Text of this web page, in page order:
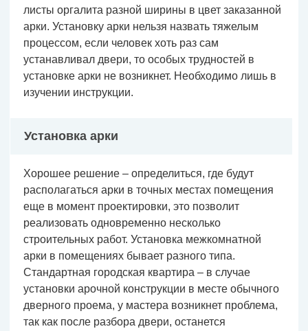
листы оргалита разной ширины в цвет заказанной
арки. Установку арки нельзя назвать тяжелым
процессом, если человек хоть раз сам
устанавливал двери, то особых трудностей в
установке арки не возникнет. Необходимо лишь в
изучении инструкции.
Установка арки
Хорошее решение – определиться, где будут
располагаться арки в точных местах помещения
еще в момент проектировки, это позволит
реализовать одновременно несколько
строительных работ. Установка межкомнатной
арки в помещениях бывает разного типа.
Стандартная городская квартира – в случае
установки арочной конструкции в месте обычного
дверного проема, у мастера возникнет проблема,
так как после разбора двери, останется